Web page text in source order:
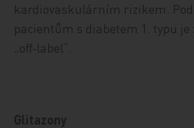
kardiovaskulárním rizikem.
pacientům s diabetem 1. typu
„off‑label“.
Glitazony